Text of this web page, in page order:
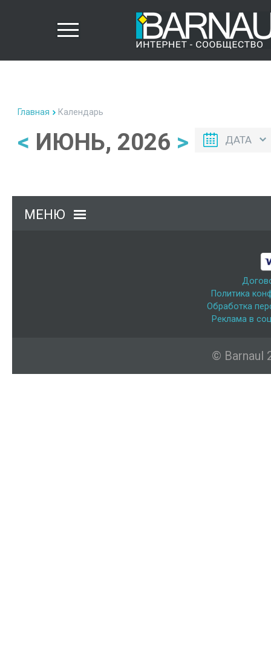
Главная Календарь
< ИЮНЬ, 2026 > ДАТА
МЕНЮ
Политика
Обработка
Реклама в
© Barnaul